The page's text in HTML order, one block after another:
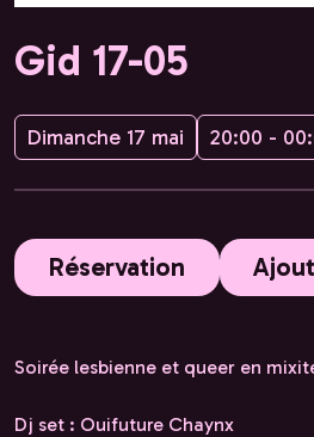
Gid 17-05
Dimanche 17 mai 20:00 -
Réservation
Soirée lesbienne et queer en
Dj set : Ouifuture Chaynx